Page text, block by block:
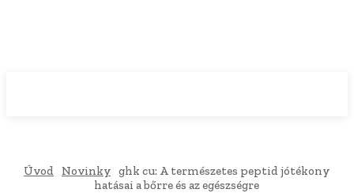
Úvod Novinky ghk cu: A természetes peptid jótékony
hatásai a bőrre és az egészségre